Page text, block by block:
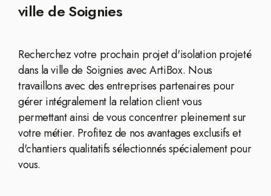
ville de Soignies
Recherchez votre prochain projet d'isolation projeté
dans la ville de Soignies avec ArtiBox. Nous
travaillons avec des entreprises partenaires pour
gérer intégralement la relation client vous
permettant ainsi de vous concentrer pleinement sur
votre métier. Profitez de nos avantages exclusifs et
d'chantiers qualitatifs sélectionnés spécialement pour
vous.